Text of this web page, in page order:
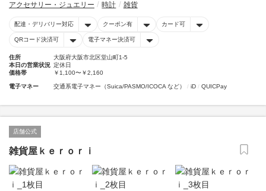
アクセサリー・ジュエリー 時計 雑貨
配達・デリバリー対応 クーポン有 カード可
QRコード決済可 電子マネー決済可
住所
大阪府大阪市北区堂山町1-5
本日の営業状況 定休日
価格帯
￥1,100〜￥2,160
電子マネー 交通系電子マネー（Suica/PASMO/ICOCA など） iD QUICPay
店舗公式
雑貨屋ｋｅｒｏｒｉ